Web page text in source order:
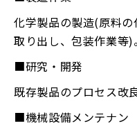
化学製品の製造(原料
取り出し、包装作業等)。
■研究・開発
既存製品のプロセス改
■機械設備メンテナン